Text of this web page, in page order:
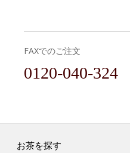
FAXでのご注文
0120-040-324
お茶を探す